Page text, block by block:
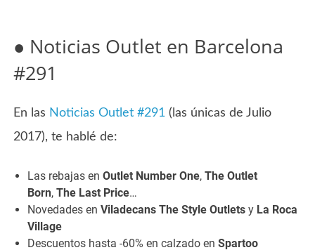
● Noticias Outlet en Barcelona
#291
En las Noticias Outlet #291 (las únicas de Julio
2017), te hablé de:
Las rebajas enOutlet Number One,The Outlet
Born,The Last Price…
Novedades enViladecans The Style Outlets y La Roca
Village
Descuentos hasta -60% en calzado enSpartoo